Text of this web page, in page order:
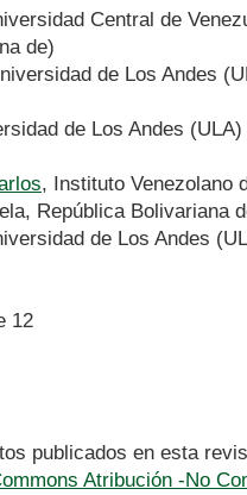
Central de
de)
de Los Andes
de Los Andes
, Instituto Venezolano
República Bolivariana
de Los Andes
12
publicados en esta
Atribución -No